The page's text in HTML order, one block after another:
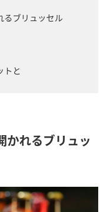
るブリュッセル
トと
かれるブリュッ